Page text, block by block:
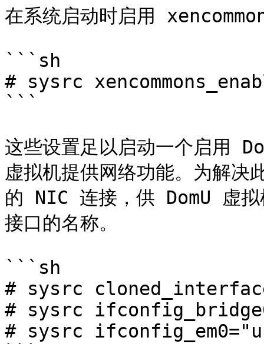
在系统启动时启用
```sh
# sysrc
```
这些设置足以启动一个启用
虚拟机提供网络功能。为解决
的 NIC 连接，供 DomU 虚
接口的名称。
```sh
# sysrc
# sysrc
# sysrc